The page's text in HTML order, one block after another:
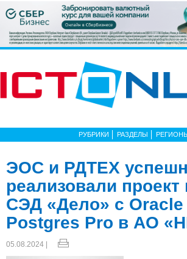
РУБРИКИ РАЗДЕЛЫ
ЭОС и РДТЕХ
реализовали проект
СЭД «Дело» с Oracle
Postgres Pro в АО
05.08.2024 |